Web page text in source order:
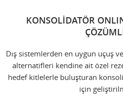
KONSOLİDATÖR
Dış sistemlerden en uygun uçuş
alternatifleri kendine ait özel
hedef kitlelerle buluşturan
için